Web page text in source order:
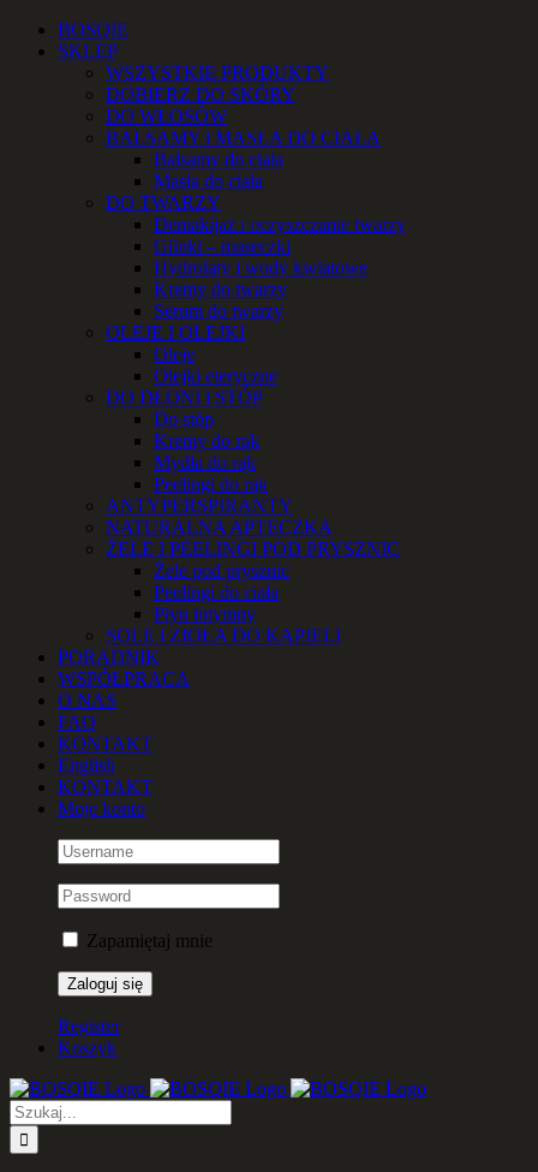
Przejdź
zawartości
Facebook
Instagram
YouTube
Email
TelefonBOSQIE
SKLEP
WSZYSTKIE PRODUKTY
DOBIERZ DO SKÓRY
DO WŁOSÓW
BALSAMY i MASŁA DO CIAŁA
Balsamy do ciała
Masła do ciała
DO TWARZY
Demakijaż i oczyszczanie twarzy
Glinki – maseczki
Hydrolaty i wody kwiatowe
Kremy do twarzy
Serum do twarzy
OLEJE I OLEJKI
Oleje
Olejki eteryczne
DO DŁONI i STÓP
Do stóp
Kremy do rąk
Mydła do rąk
Peelingi do rąk
ANTYPERSPIRANTY
NATURALNA APTECZKA
ŻELE I PEELINGI POD PRYSZNIC
Żele pod prysznic
Peelingi do ciała
Płyn intymny
SOLE i ZIOŁA DO KĄPIELI
PORADNIK
WSPÓŁPRACA
O NAS
FAQ
KONTAKT
English
KONTAKT
Moje konto
Zapamiętaj mnie
Register
Koszyk
Szukaj